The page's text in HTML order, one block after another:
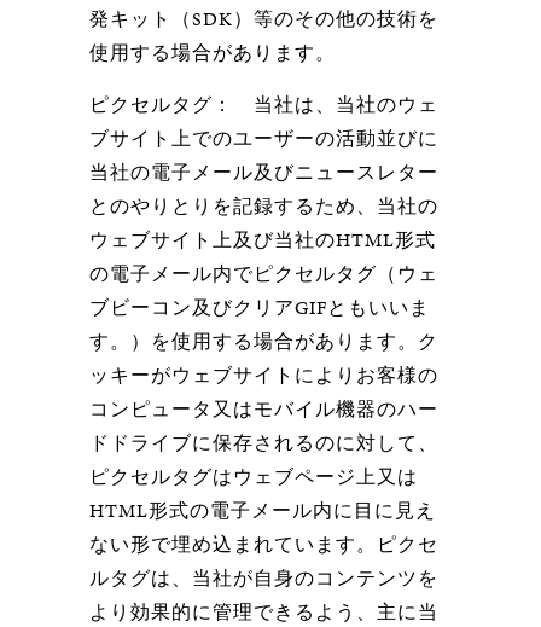
発キット（SDK）等のその他の技術を
使用する場合があります。
ピクセルタグ：
当社は、当社のウェ
ブサイト上でのユーザーの活動並びに
当社の電子メール及びニュースレター
とのやりとりを記録するため、当社の
ウェブサイト上及び当社のHTML形式
の電子メール内でピクセルタグ（ウェ
ブビーコン及びクリアGIFともいいま
す。）を使用する場合があります。ク
ッキーがウェブサイトによりお客様の
コンピュータ又はモバイル機器のハー
ドドライブに保存されるのに対して、
ピクセルタグはウェブページ上又は
HTML形式の電子メール内に目に見え
ない形で埋め込まれています。ピクセ
ルタグは、当社が自身のコンテンツを
より効果的に管理できるよう、主に当